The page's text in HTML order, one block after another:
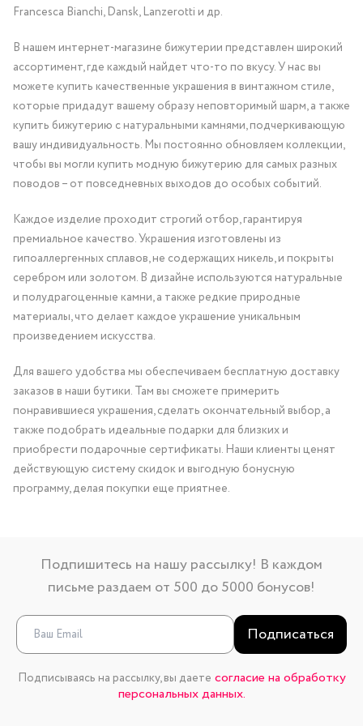
Francesca Bianchi, Dansk, Lanzerotti и др.
В нашем интернет-магазине бижутерии представлен широкий
ассортимент, где каждый найдет что-то по вкусу. У нас вы
можете купить качественные украшения в винтажном стиле,
которые придадут вашему образу неповторимый шарм, а также
купить бижутерию с натуральными камнями, подчеркивающую
вашу индивидуальность. Мы постоянно обновляем коллекции,
чтобы вы могли купить модную бижутерию для самых разных
поводов – от повседневных выходов до особых событий.
Каждое изделие проходит строгий отбор, гарантируя
премиальное качество. Украшения изготовлены из
гипоаллергенных сплавов, не содержащих никель, и покрыты
серебром или золотом. В дизайне используются натуральные
и полудрагоценные камни, а также редкие природные
материалы, что делает каждое украшение уникальным
произведением искусства.
Для вашего удобства мы обеспечиваем бесплатную доставку
заказов в наши бутики. Там вы сможете примерить
понравившиеся украшения, сделать окончательный выбор, а
также подобрать идеальные подарки для близких и
приобрести подарочные сертификаты. Наши клиенты ценят
действующую систему скидок и выгодную бонусную
программу, делая покупки еще приятнее.
Подпишитесь на нашу рассылку! В каждом
письме раздаем от 500 до 5000 бонусов!
Подписаться
Подписываясь на рассылку, вы даете согласие на обработку
персональных данных.